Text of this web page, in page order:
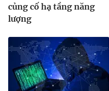
củng cố hạ tầng năng
lượng